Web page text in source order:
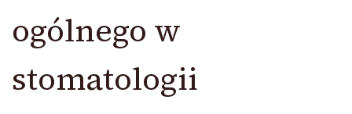
ogólnego w
stomatologii